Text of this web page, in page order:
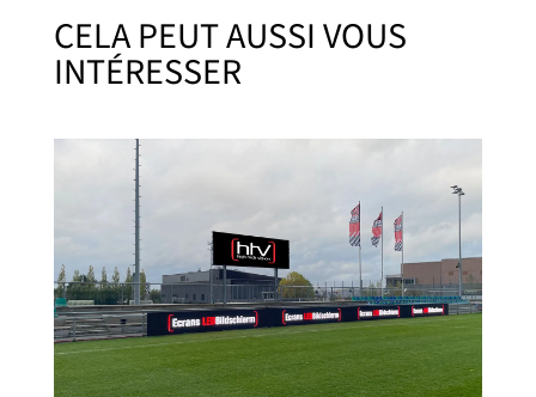
CELA PEUT AUSSI VOUS
INTÉRESSER